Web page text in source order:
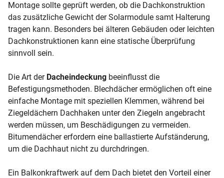
Montage sollte geprüft werden, ob die Dachkonstruktion
das zusätzliche Gewicht der Solarmodule samt Halterung
tragen kann. Besonders bei älteren Gebäuden oder leichten
Dachkonstruktionen kann eine statische Überprüfung
sinnvoll sein.
Die Art der Dacheindeckung beeinflusst die
Befestigungsmethoden. Blechdächer ermöglichen oft eine
einfache Montage mit speziellen Klemmen, während bei
Ziegeldächern Dachhaken unter den Ziegeln angebracht
werden müssen, um Beschädigungen zu vermeiden.
Bitumendächer erfordern eine ballastierte Aufständerung,
um die Dachhaut nicht zu durchdringen.
Ein Balkonkraftwerk auf dem Dach bietet den Vorteil einer